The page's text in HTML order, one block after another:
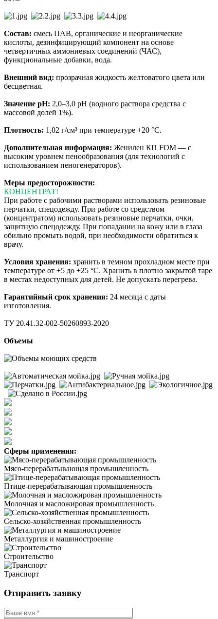
Состав: смесь ПАВ, органические и неорганические
кислоты, дезинфицирующий компонент на основе
четвертичных аммониевых соединений (ЧАС),
функциональные добавки, вода.
Внешний вид: прозрачная жидкость желтоватого цвета или
бесцветная.
Значение рН: 2,0–3,0 pH (водного раствора средства с
массовой долей 1%).
Плотность: 1,02 г/см³ при температуре +20 °C.
Дополнительная информация: Женилен КП FOM — с
высоким уровнем пенообразования (для технологий с
использованием пеногенераторов).
Меры предосторожности:
КОНЦЕНТРАТ!
При работе с рабочими растворами использовать резиновые
перчатки, спецодежду. При работе со средством
(концентратом) использовать резиновые перчатки, очки,
защитную спецодежду. При попадании на кожу или в глаза
обильно промыть водой, при необходимости обратиться к
врачу.
Условия хранения: хранить в темном прохладном месте при
температуре от +5 до +25 °C. Хранить в плотно закрытой таре
в местах недоступных для детей. Не допускать перегрева.
Гарантийный срок хранения: 24 месяца с даты
изготовления.
ТУ 20.41.32-002-50260893-2020
Объемы
Сферы применения:
Мясо-перерабатывающая промышленность
Птице-перерабатывающая промышленность
Молочная и масложировая промышленность
Сельско-хозяйственная промышленность
Металлургия и машиностроение
Строительство
Транспорт
Отправить заявку